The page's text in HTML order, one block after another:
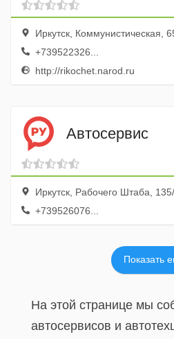
Иркутск, Коммунистическая,
+739522326...
http://rikochet.narod.ru
Автосервис
Иркутск, Рабочего Штаба,
+739526076...
Показать
На этой странице мы
автосервисов и